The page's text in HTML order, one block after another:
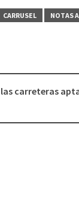
CARRUSEL NOTAS
las carreteras